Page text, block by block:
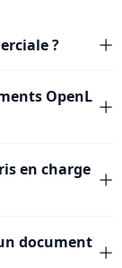
?
OpenL
en charge
document